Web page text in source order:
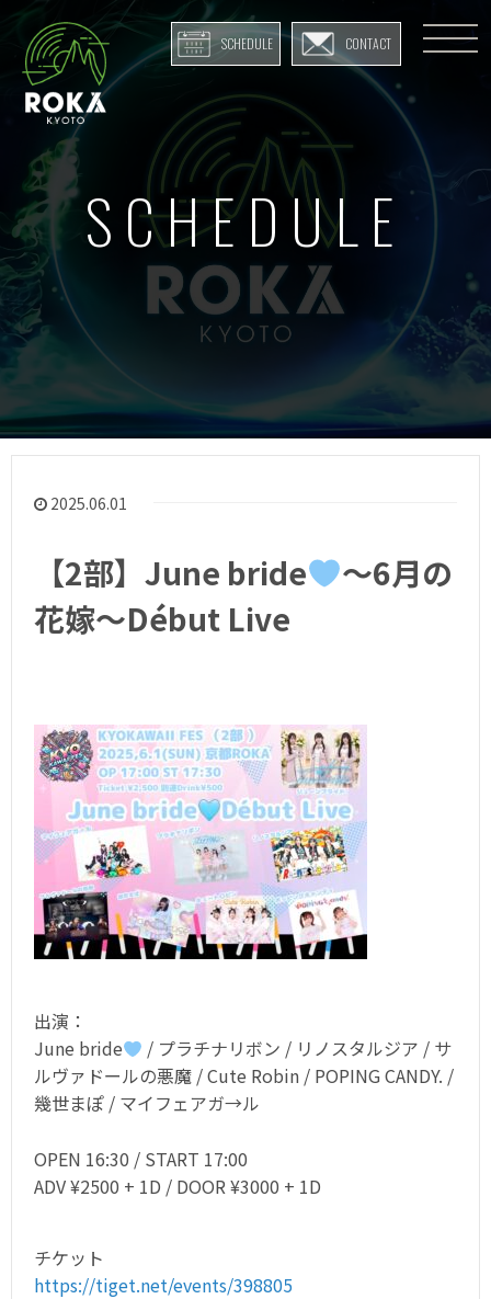
SCHEDULE CONTACT
SCHEDULE
2025.06.01
【2部】June bride
〜6月の
花嫁〜Début Live
出演：
June bride
/ プラチナリボン / リノスタルジア / サ
ルヴァドールの悪魔 / Cute Robin / POPING CANDY. /
幾世まぽ / マイフェアガ→ル
OPEN 16:30 / START 17:00
ADV ¥2500 + 1D / DOOR ¥3000 + 1D
チケット
https://tiget.net/events/398805